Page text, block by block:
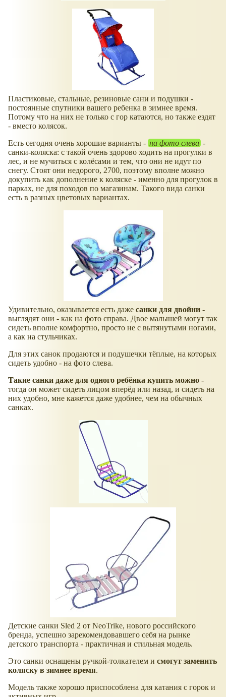
Пластиковые, стальные, резиновые сани и подушки -
постоянные спутники вашего ребенка в зимнее время.
Потому что на них не только с гор катаются, но также ездят
- вместо колясок.
Есть сегодня очень хорошие варианты - на фото слева -
санки-коляска: с такой очень здорово ходить на прогулки в
лес, и не мучиться с колёсами и тем, что они не идут по
снегу. Стоят они недорого, 2700, поэтому вполне можно
докупить как дополнение к коляске - именно для прогулок в
парках, не для походов по магазинам. Такого вида санки
есть в разных цветовых вариантах.
Удивительно, оказывается есть даже санки для двойни -
выглядят они - как на фото справа. Двое малышей могут так
сидеть вполне комфортно, просто не с вытянутыми ногами,
а как на стульчиках.
Для этих санок продаются и подушечки тёплые, на которых
сидеть удобно - на фото слева.
Такие санки даже для одного ребёнка купить можно -
тогда он может сидеть лицом вперёд или назад, и сидеть на
них удобно, мне кажется даже удобнее, чем на обычных
санках.
Детские санки Sled 2 от NeoTrike, нового российского
бренда, успешно зарекомендовавшего себя на рынке
детского транспорта - практичная и стильная модель.
Это санки оснащены ручкой-толкателем и смогут заменить
коляску в зимнее время.
Модель также хорошо приспособлена для катания с горок и